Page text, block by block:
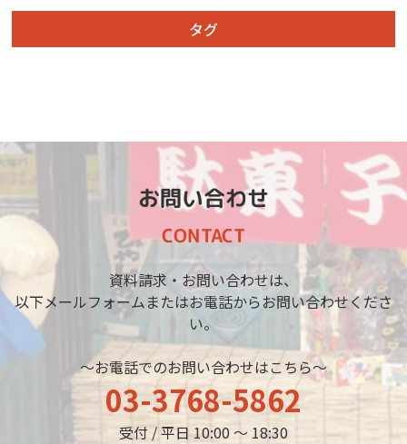
タグ
お問い合わせ
CONTACT
資料請求・お問い合わせは、
以下メールフォームまたはお電話からお問い合わせくださ
い。
～お電話でのお問い合わせはこちら～
03-3768-5862
受付 / 平日 10:00 ～ 18:30